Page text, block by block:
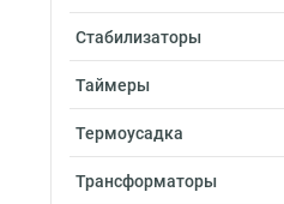
Стабилизаторы
Таймеры
Термоусадка
Трансформаторы